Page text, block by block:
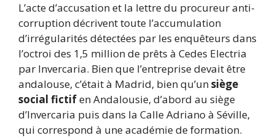
L’acte d’accusation et la lettre du procureur anti-
corruption décrivent toute l’accumulation
d’irrégularités détectées par les enquêteurs dans
l’octroi des 1,5 million de prêts à Cedes Electria
par Invercaria. Bien que l’entreprise devait être
andalouse, c’était à Madrid, bien qu’unsiège
social fictifen Andalousie, d’abord au siège
d’Invercaria puis dans la Calle Adriano à Séville,
qui correspond à une académie de formation.